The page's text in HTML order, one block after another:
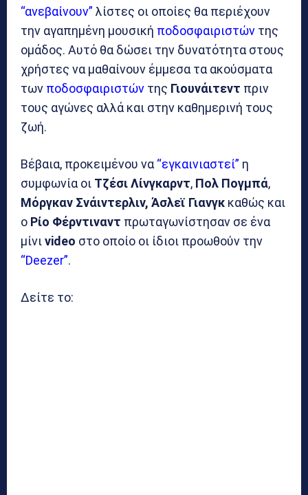
“ανεβαίνουν” λίστες οι οποίες θα περιέχουν
την αγαπημένη μουσική ποδοσφαιριστών της
ομάδος. Αυτό θα δώσει την δυνατότητα στους
χρήστες να μαθαίνουν έμμεσα τα ακούσματα
των ποδοσφαιριστών της Γιουνάιτεντ πριν
τους αγώνες αλλά και στην καθημερινή τους
ζωή.
Βέβαια, προκειμένου να “εγκαινιαστεί” η
συμφωνία οι Τζέσι Λίνγκαρντ, Πολ Πογμπά,
Μόργκαν Σνάιντερλιν, Άσλεϊ Γιανγκ καθώς και
ο Ρίο Φέρντιναντ πρωταγωνίστησαν σε ένα
μίνιvideo στο οποίο οι ίδιοι προωθούν την
“Deezer”.
Δείτε το: